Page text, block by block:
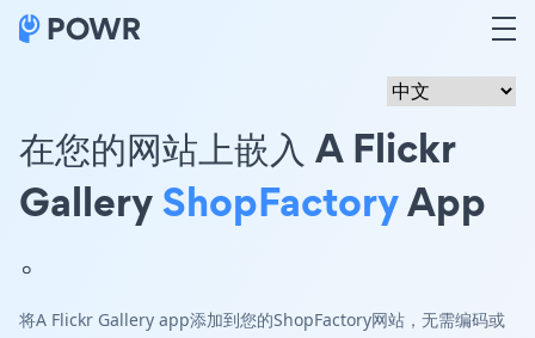
在您的网站上嵌入 A Flickr
GalleryShopFactoryApp
。
将A Flickr Gallery app添加到您的ShopFactory网站，无需编码或